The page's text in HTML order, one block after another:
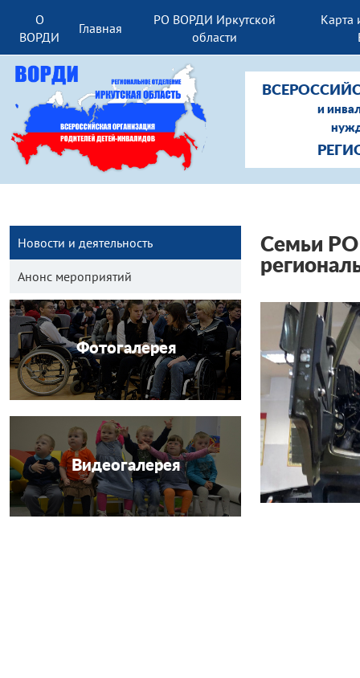
О
ВОРДИ
Главная
РО ВОРДИ Иркутской
области
Карта
и
Новости и деятельность
Анонс мероприятий
Фотогалерея
Видеогалерея
Семьи РО